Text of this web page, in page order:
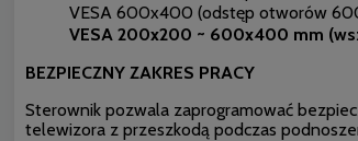
VESA 600x400 (odstęp otworów
VESA 200x200 ~ 600x400 mm
BEZPIECZNY ZAKRES PRACY
Sterownik pozwala zaprogramować
telewizora z przeszkodą podczas